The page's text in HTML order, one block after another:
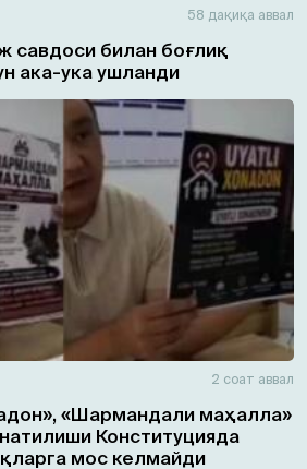
58 дақиқа аввал
савдоси билан боғлиқ
ака-ука ушланди
2 соат аввал
«Шармандали маҳалла»
Конституцияда
мос келмайди